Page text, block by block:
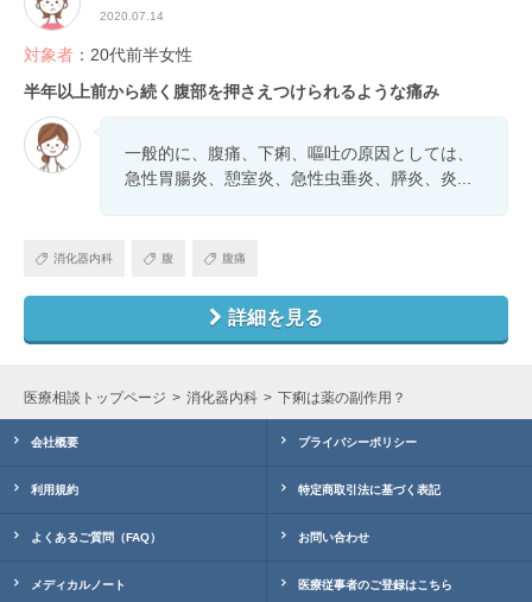
2020.07.14
対象者 ：20代前半女性
半年以上前から続く腹部を押さえつけられるような痛み
一般的に、腹痛、下痢、嘔吐の原因としては、
急性胃腸炎、憩室炎、急性虫垂炎、膵炎、炎...
消化器内科 腹 腹痛
詳細を見る
医療相談トップページ 消化器内科 下痢は薬の副作用？
会社概要 プライバシーポリシー
利用規約 特定商取引法に基づく表記
よくあるご質問（FAQ） お問い合わせ
メディカルノート 医療従事者のご登録はこちら